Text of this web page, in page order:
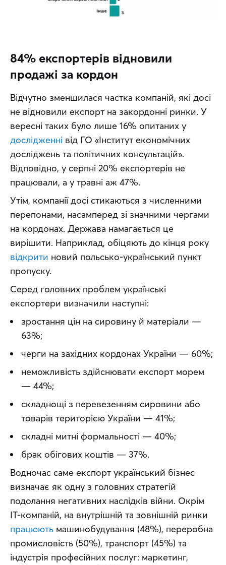
84% експортерів відновили
продажі за кордон
Відчутно зменшилася частка компаній, які досі
не відновили експорт на закордонні ринки. У
дослідженні від ГО «Інститут економічних
досліджень та політичних консультацій».
Відповідно, у серпні 20% експортерів не
працювали, а у травні аж 47%.
Утім, компанії досі стикаються з численними
перепонами, насамперед зі значними чергами
на кордонах. Держава намагається це
відкрити новий польсько-український пункт
пропуску.
Серед головних проблем українські
експортери визначили наступні:
зростання цін на сировину й матеріали —
63%;
черги на західних кордонах України — 60%;
неможливість здійснювати експорт морем
— 44%;
складнощі з перевезенням сировини або
товарів територією України — 41%;
складні митні формальності — 40%;
брак обігових коштів — 37%.
Водночас саме експорт український бізнес
визначає як одну з головних стратегій
подолання негативних наслідків війни. Окрім
працюють машинобудування (48%), переробна
промисловість (50%), транспорт (45%) та
індустрія професійних послуг: маркетинг,